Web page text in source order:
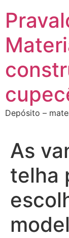
para
conteúdo
Depósito –
As
telha